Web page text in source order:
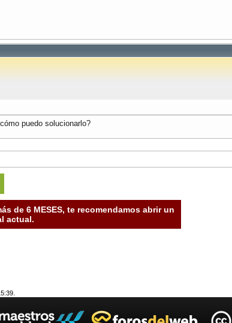
puedo solucionarlo?
de 6 MESES, te recomendamos abrir un
actual.